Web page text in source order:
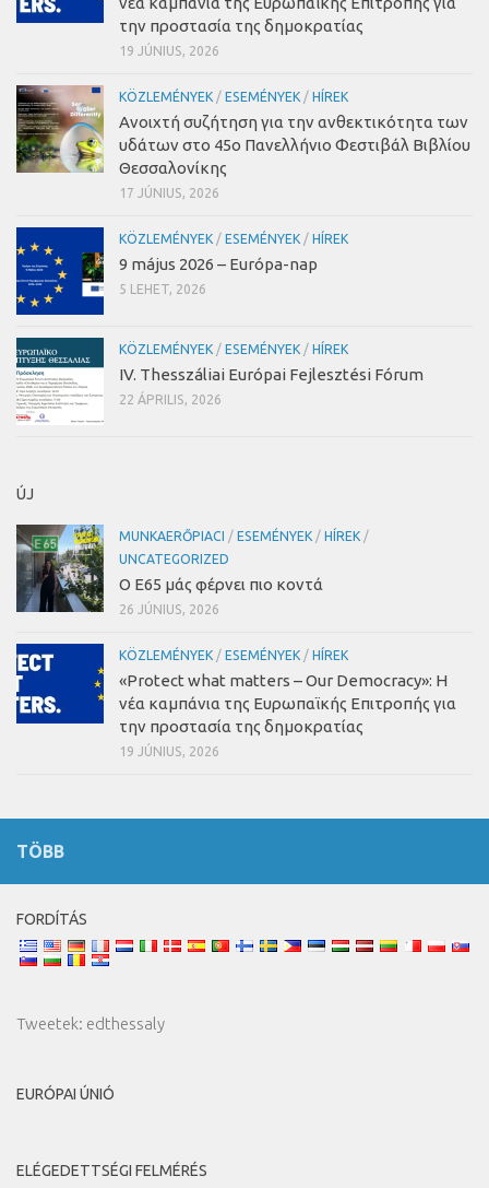
την προστασία της δημοκρατίας
19 JÚNIUS, 2026
KÖZLEMÉNYEK / ESEMÉNYEK / HÍREK
Ανοιχτή συζήτηση για την ανθεκτικότητα των
υδάτων στο 45ο Πανελλήνιο Φεστιβάλ Βιβλίου
Θεσσαλονίκης
17 JÚNIUS, 2026
KÖZLEMÉNYEK / ESEMÉNYEK / HÍREK
9 május 2026 – Európa-nap
5 LEHET, 2026
KÖZLEMÉNYEK / ESEMÉNYEK / HÍREK
IV. Thesszáliai Európai Fejlesztési Fórum
22 ÁPRILIS, 2026
ÚJ
MUNKAERŐPIACI / ESEMÉNYEK / HÍREK /
UNCATEGORIZED
Ο Ε65 μάς φέρνει πιο κοντά
26 JÚNIUS, 2026
KÖZLEMÉNYEK / ESEMÉNYEK / HÍREK
«Protect what matters – Our Democracy»: Η
νέα καμπάνια της Ευρωπαϊκής Επιτροπής για
την προστασία της δημοκρατίας
19 JÚNIUS, 2026
TÖBB
FORDÍTÁS
Tweetek: edthessaly
EURÓPAI ÚNIÓ
ELÉGEDETTSÉGI FELMÉRÉS